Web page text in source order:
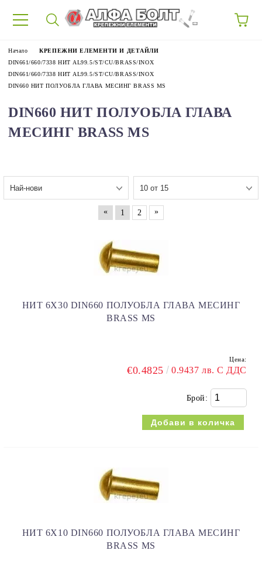
Начало
КРЕПЕЖНИ ЕЛЕМЕНТИ И ДЕТАЙЛИ
DIN661/660/7338 НИТ AL99.5/ST/CU/BRASS/INOX
DIN661/660/7338 НИТ AL99.5/ST/CU/BRASS/INOX
DIN660 НИТ ПОЛУОБЛА ГЛАВА МЕСИНГ BRASS MS
DIN660 НИТ ПОЛУОБЛА ГЛАВА
МЕСИНГ BRASS MS
« 1 2 »
НИТ 6Х30 DIN660 ПОЛУОБЛА ГЛАВА МЕСИНГ
BRASS MS
Цена:
€0.4825 0.9437 лв. С ДДС
Брой:
НИТ 6Х10 DIN660 ПОЛУОБЛА ГЛАВА МЕСИНГ
BRASS MS